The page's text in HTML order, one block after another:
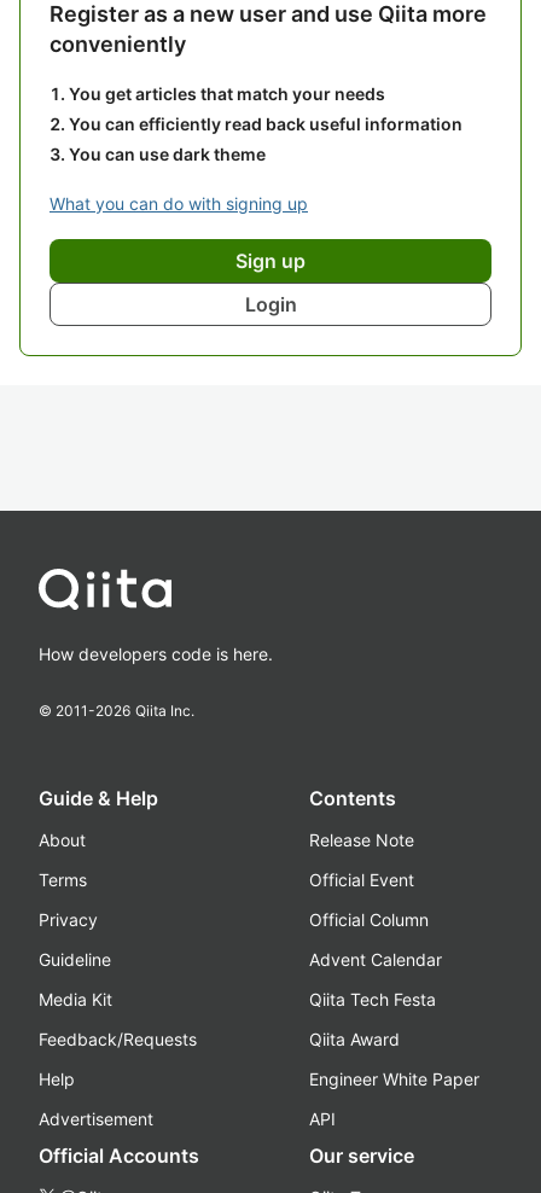
Register as a new user and use Qiita more
conveniently
You get articles that match your needs
You can efficiently read back useful information
You can use dark theme
What you can do with signing up
Sign up
Login
How developers code is here.
© 2011-2026 Qiita Inc.
Guide & Help
About
Terms
Privacy
Guideline
Media Kit
Feedback/Requests
Help
Advertisement
Contents
Release Note
Official Event
Official Column
Advent Calendar
Qiita Tech Festa
Qiita Award
Engineer White Paper
API
Official Accounts Our service